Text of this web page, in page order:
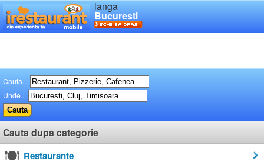
langa
Bucuresti
Cauta...
Unde...
Cauta dupa categorie
Restaurante